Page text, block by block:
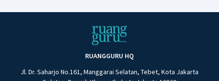
RUANGGURU HQ
Jl. Dr. Saharjo No.161, Manggarai Selatan, Tebet, Kota Jakarta